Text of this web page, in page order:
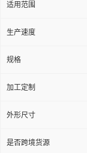
适用范围
生产速度
规格
加工定制
外形尺寸
是否跨境货源